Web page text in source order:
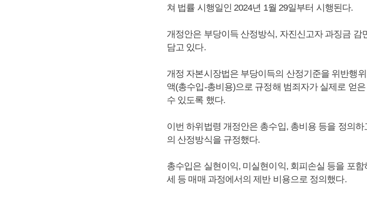
쳐 법률 시행일인 2024년 1월 29일부터 시행된다.
개정안은 부당이득 산정방식, 자진신고자 과징금 감
담고 있다.
개정 자본시장법은 부당이득의 산정기준을 위반행
액(총수입-총비용)으로 규정해 범죄자가 실제로 얻
수 있도록 했다.
이번 하위법령 개정안은 총수입, 총비용 등을 정의
의 산정방식을 규정했다.
총수입은 실현이익, 미실현이익, 회피손실 등을 포
세 등 매매 과정에서의 제반 비용으로 정의했다.